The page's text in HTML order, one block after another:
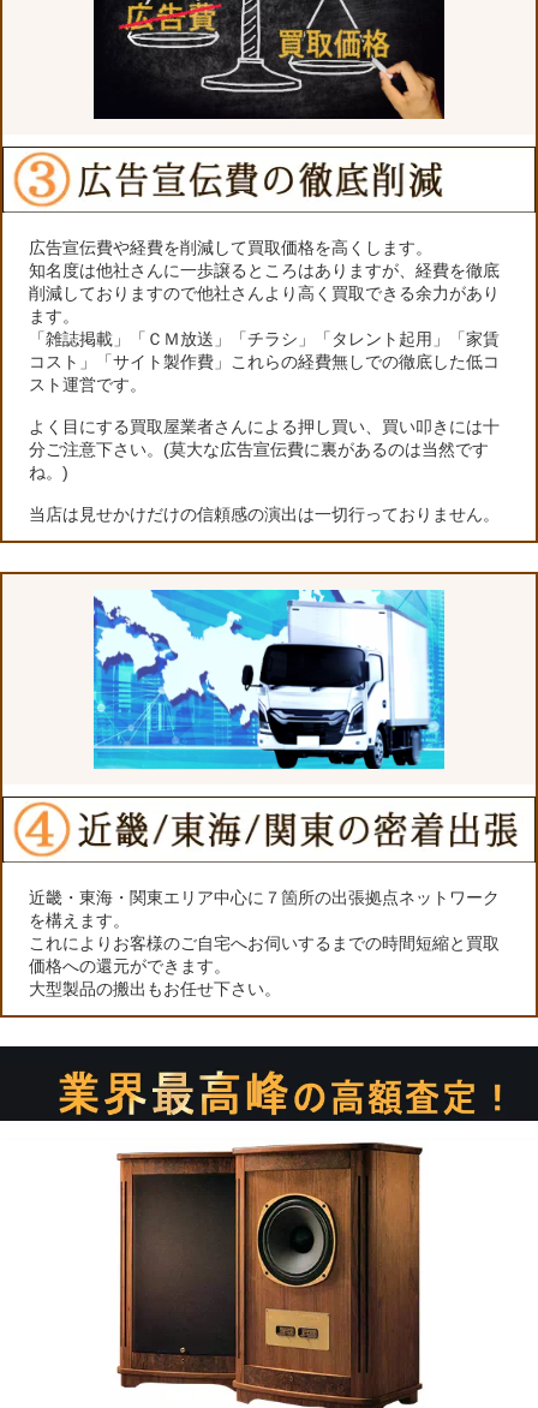
広告宣伝費や経費を削減して買取価格を高くします。
知名度は他社さんに一歩譲るところはありますが、経費を徹底
削減しておりますので他社さんより高く買取できる余力があり
ます。
「雑誌掲載」「ＣＭ放送」「チラシ」「タレント起用」「家賃
コスト」「サイト製作費」これらの経費無しでの徹底した低コ
スト運営です。
よく目にする買取屋業者さんによる押し買い、買い叩きには十
分ご注意下さい。(莫大な広告宣伝費に裏があるのは当然です
ね。)
当店は見せかけだけの信頼感の演出は一切行っておりません。
近畿・東海・関東エリア中心に７箇所の出張拠点ネットワーク
を構えます。
これによりお客様のご自宅へお伺いするまでの時間短縮と買取
価格への還元ができます。
大型製品の搬出もお任せ下さい。